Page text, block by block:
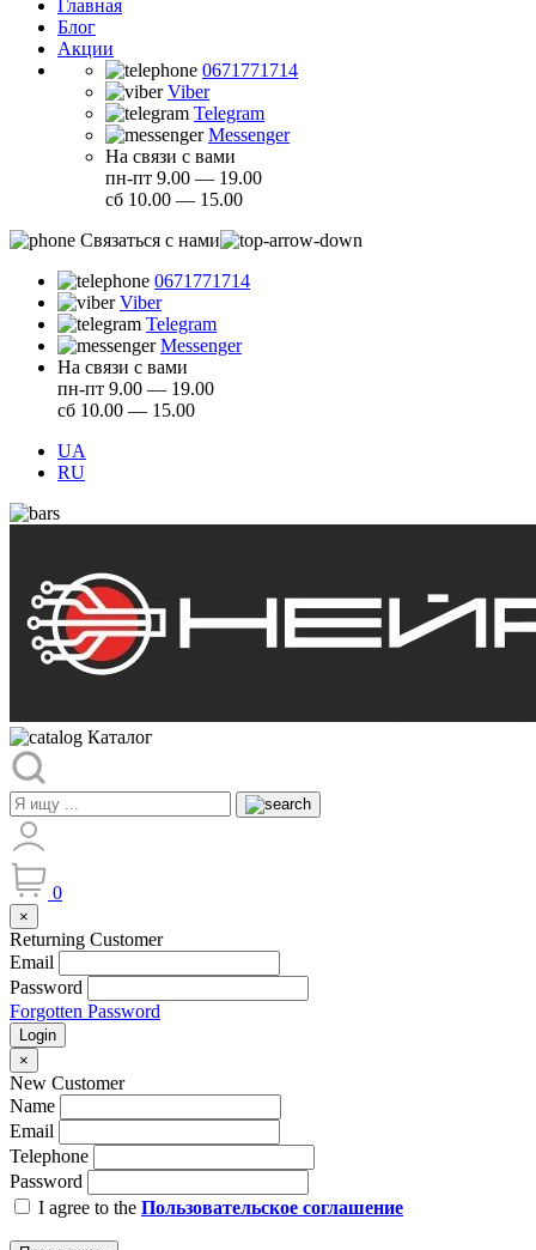
Главная
Блог
Акции
0671771714
Viber
Telegram
Messenger
На связи с вами
пн-пт 9.00 — 19.00
сб 10.00 — 15.00
Связаться с нами
0671771714
Viber
Telegram
Messenger
На связи с вами
пн-пт 9.00 — 19.00
сб 10.00 — 15.00
UA
RU
Каталог
0
×
Returning Customer
Email
Password
Forgotten Password
Login
×
New Customer
Name
Email
Telephone
Password
I agree to the Пользовательское соглашение